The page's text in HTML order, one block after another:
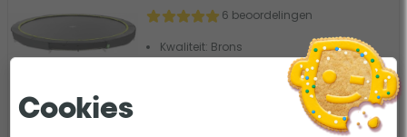
6 beoordelingen
Kwaliteit: Brons
Rond model
Cookies